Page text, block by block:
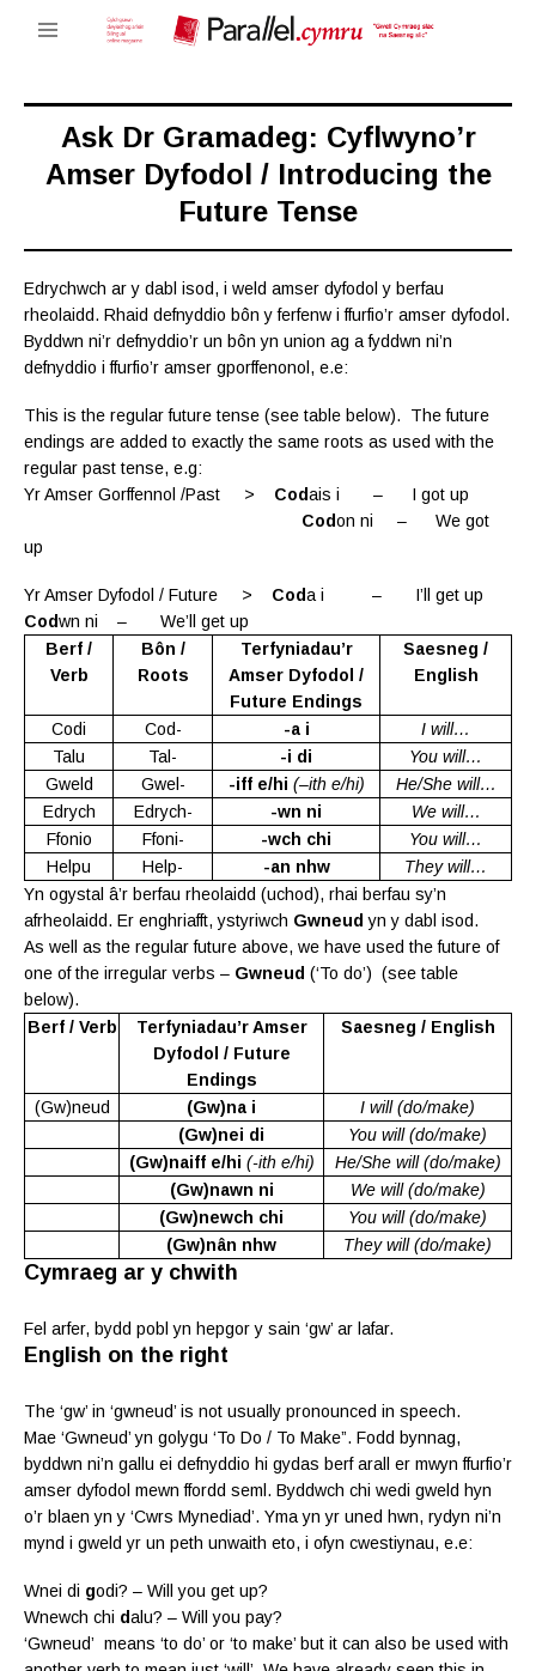
Ask Dr Gramadeg: Cyflwyno’r
Amser Dyfodol / Introducing the
Future Tense
Edrychwch ar y dabl isod, i weld amser dyfodol y berfau
rheolaidd. Rhaid defnyddio bôn y ferfenw i ffurfio’r amser dyfodol.
Byddwn ni’r defnyddio’r un bôn yn union ag a fyddwn ni’n
defnyddio i ffurfio’r amser gporffenonol, e.e:
This is the regular future tense (see table below). The future
endings are added to exactly the same roots as used with the
regular past tense, e.g:
Yr Amser Gorffennol /Past > Codais i – I got up
Codon ni – We got
up
Yr Amser Dyfodol / Future > Coda i – I’ll get up
Codwn ni – We’ll get up
Berf /
Verb
Bôn /
Roots
Terfyniadau’r
Amser Dyfodol /
Future Endings
Saesneg /
English
Codi Cod- -a i
I will…
Talu
Tal- -i di
You will…
Gweld
Gwel- -iff e/hi (–ith e/hi)
He/She will…
Edrych
Edrych- -wn ni
We will…
Ffonio
Ffoni- -wch chi
You will…
Helpu
Help- -an nhw
They will…
Yn ogystal â’r berfau rheolaidd (uchod), rhai berfau sy’n
afrheolaidd. Er enghriafft, ystyriwch Gwneud yn y dabl isod.
As well as the regular future above, we have used the future of
one of the irregular verbs – Gwneud (‘To do’) (see table
below).
Berf / Verb
Terfyniadau’r Amser
Dyfodol / Future
Endings
Saesneg / English
(Gw)neud (Gw)na i
I will (do/make)
(Gw)nei di
You will (do/make)
(Gw)naiff e/hi (-ith e/hi)
He/She will (do/make)
(Gw)nawn ni
We will (do/make)
(Gw)newch chi
You will (do/make)
(Gw)nân nhw
They will (do/make)
Cymraeg ar y chwith
Fel arfer, bydd pobl yn hepgor y sain ‘gw’ ar lafar.
English on the right
The ‘gw’ in ‘gwneud’ is not usually pronounced in speech.
Mae ‘Gwneud’ yn golygu ‘To Do / To Make”. Fodd bynnag,
byddwn ni’n gallu ei defnyddio hi gydas berf arall er mwyn ffurfio’r
amser dyfodol mewn ffordd seml. Byddwch chi wedi gweld hyn
o’r blaen yn y ‘Cwrs Mynediad’. Yma yn yr uned hwn, rydyn ni’n
mynd i gweld yr un peth unwaith eto, i ofyn cwestiynau, e.e:
Wnei di godi? – Will you get up?
Wnewch chi dalu? – Will you pay?
‘Gwneud’ means ‘to do’ or ‘to make’ but it can also be used with